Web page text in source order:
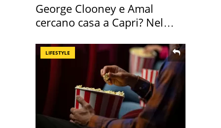
George Clooney e Amal
cercano casa a Capri? Nel
LIFESTYLE